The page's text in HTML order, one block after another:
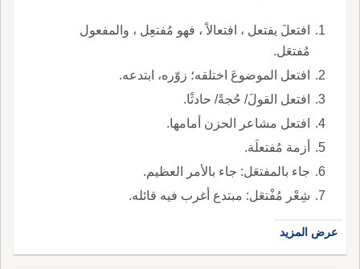
افتعلَ يفتعل ، افتعالاً ، فهو مُفتعِل ، والمفعول
مُفتعَل.
افتعل الموضوعَ اختلقه؛ زوّره، ابتدعه.
افتعل القولَ/ حُجةً/ حادثًا.
افتعل مشاعر الحزن أمامها.
أزمة مُفتعلَة.
جاء بالمفتعَل: جاء بالأمر العظيم.
شِعْر مُفْتعَل: مبتدع أغرب فيه قائله.
عرض المزيد